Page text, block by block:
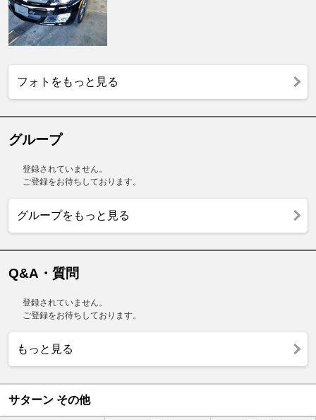
フォトをもっと見る
グループ
登録されていません。
ご登録をお待ちしております。
グループをもっと見る
Q&A・質問
登録されていません。
ご登録をお待ちしております。
もっと見る
サターン その他